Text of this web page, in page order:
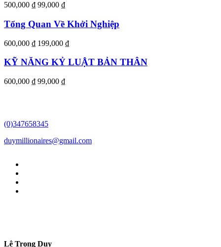
500,000 ₫ 99,000 ₫
Tổng Quan Về Khởi Nghiệp
600,000 ₫ 199,000 ₫
KỸ NĂNG KỶ LUẬT BẢN THÂN
600,000 ₫ 99,000 ₫
(0)347658345
duymillionaires@gmail.com
Lê Trọng Duy